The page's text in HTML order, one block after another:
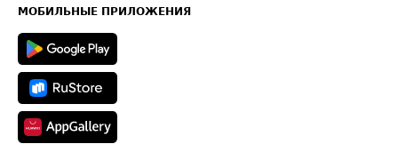
Техническая информация
МОБИЛЬНЫЕ ПРИЛОЖЕНИЯ